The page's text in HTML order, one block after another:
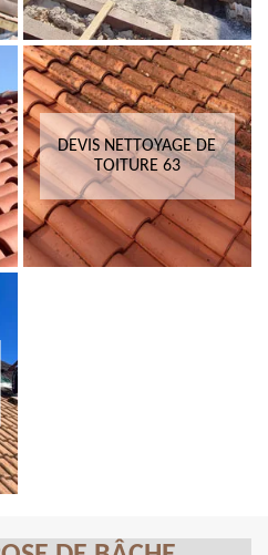
DEVIS NETTOYAGE DE
TOITURE 63